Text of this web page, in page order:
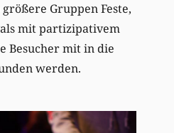
Gruppen Feste,
mit partizipativem
Besucher mit in die
werden.